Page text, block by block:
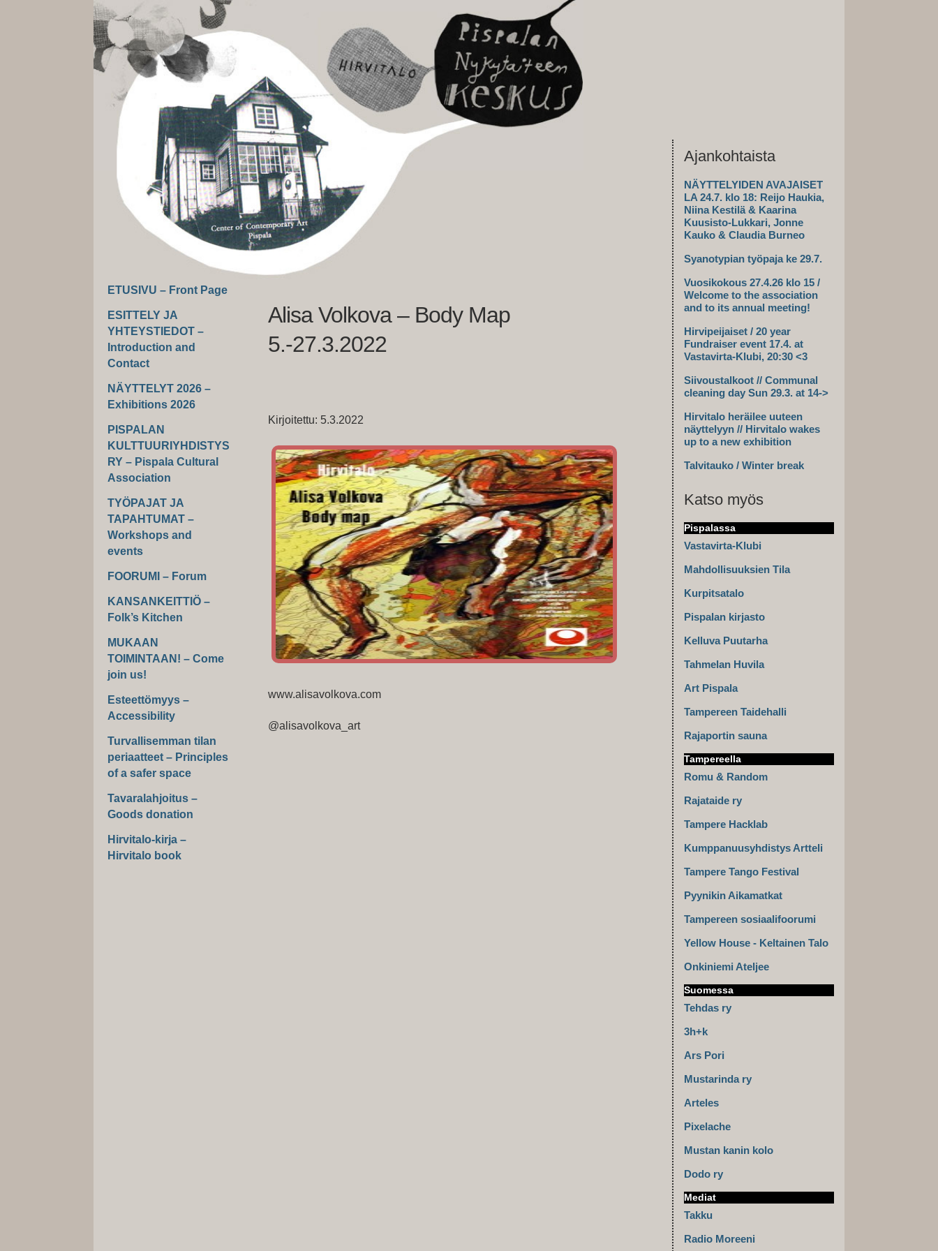
ETUSIVU – Front Page
ESITTELY JA
YHTEYSTIEDOT –
Introduction and
Contact
NÄYTTELYT 2026 –
Exhibitions 2026
PISPALAN
KULTTUURIYHDISTYS
RY – Pispala Cultural
Association
TYÖPAJAT JA
TAPAHTUMAT –
Workshops and
events
FOORUMI – Forum
KANSANKEITTIÖ –
Folk’s Kitchen
MUKAAN
TOIMINTAAN! – Come
join us!
Esteettömyys –
Accessibility
Turvallisemman tilan
periaatteet – Principles
of a safer space
Tavaralahjoitus –
Goods donation
Hirvitalo-kirja –
Hirvitalo book
Ajankohtaista
NÄYTTELYIDEN AVAJAISET
LA 24.7. klo 18: Reijo Haukia,
Niina Kestilä & Kaarina
Kuusisto-Lukkari, Jonne
Kauko & Claudia Burneo
Syanotypian työpaja ke 29.7.
Vuosikokous 27.4.26 klo 15 /
Welcome to the association
and to its annual meeting!
Hirvipeijaiset / 20 year
Fundraiser event 17.4. at
Vastavirta-Klubi, 20:30 <3
Siivoustalkoot // Communal
cleaning day Sun 29.3. at 14->
Hirvitalo heräilee uuteen
näyttelyyn // Hirvitalo wakes
up to a new exhibition
Talvitauko / Winter break
Katso myös
Pispalassa
Vastavirta-Klubi
Mahdollisuuksien Tila
Kurpitsatalo
Pispalan kirjasto
Kelluva Puutarha
Tahmelan Huvila
Art Pispala
Tampereen Taidehalli
Rajaportin sauna
Tampereella
Romu & Random
Rajataide ry
Tampere Hacklab
Kumppanuusyhdistys Artteli
Tampere Tango Festival
Pyynikin Aikamatkat
Tampereen sosiaalifoorumi
Yellow House - Keltainen Talo
Onkiniemi Ateljee
Suomessa
Tehdas ry
3h+k
Ars Pori
Mustarinda ry
Arteles
Pixelache
Mustan kanin kolo
Dodo ry
Mediat
Takku
Radio Moreeni
Alisa Volkova – Body Map
5.-27.3.2022
Kirjoitettu: 5.3.2022
www.alisavolkova.com
@alisavolkova_art